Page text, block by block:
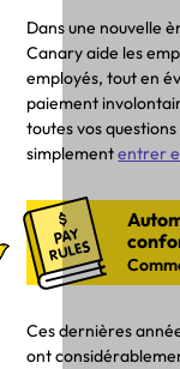
Dans une nouvelle
Canary aide les
employés, tout en
paiement
toutes vos
simplemententrer
Ces dernières
ont